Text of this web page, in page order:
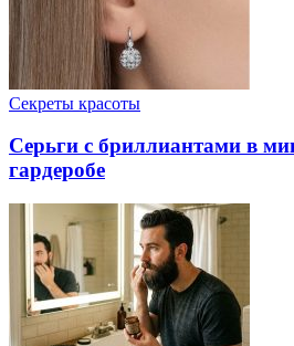
Секреты красоты
Серьги с бриллиантами в
гардеробе